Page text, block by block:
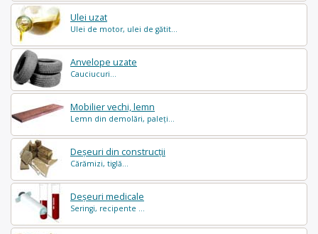
Ulei uzat
Ulei de motor, ulei de gătit...
Anvelope uzate
Cauciucuri...
Mobilier vechi, lemn
Lemn din demolări, paleți...
Deșeuri din construcții
Cărămizi, tiglă...
Deșeuri medicale
Seringi, recipente ...